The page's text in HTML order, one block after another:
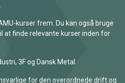
kurser frem. Du kan også bruge
at finde relevante kurser inden for
3F og Dansk Metal.
for den overordnede drift og